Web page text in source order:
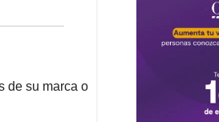
de su marca o